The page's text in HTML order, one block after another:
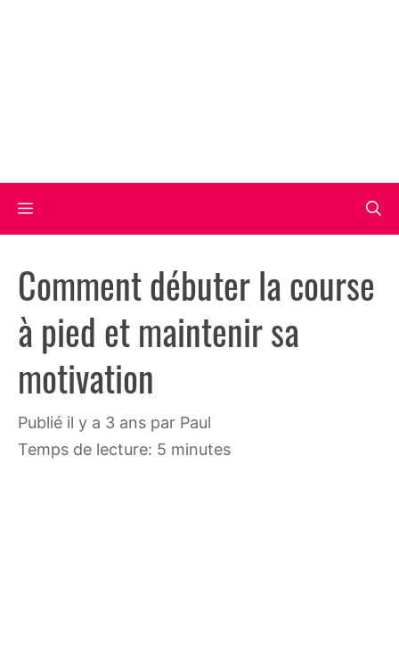
Menu
Comment débuter la course
à pied et maintenir sa
motivation
publié il y a 3 ans par Paul
Temps de lecture: 5 minutes